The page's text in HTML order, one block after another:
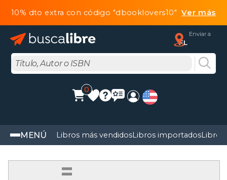
10% dto extra con código "dbooklovers10"Ver más
Enviar a
FL
0
MENÚ Libros más vendidosLibros importadosLibros
=